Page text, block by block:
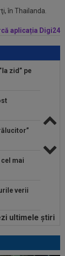
în Thailanda.
aplicația Digi24
zid” pe
mai
verii
League
ultimele ştiri